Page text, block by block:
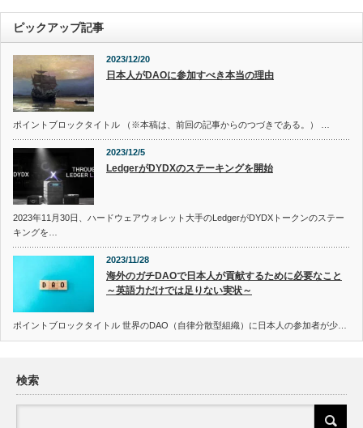
ピックアップ記事
2023/12/20
日本人がDAOに参加すべき本当の理由
ポイントブロックタイトル （※本稿は、前回の記事からのつづきである。） …
2023/12/5
LedgerがDYDXのステーキングを開始
2023年11月30日、ハードウェアウォレット大手のLedgerがDYDXトークンのステー
キングを…
2023/11/28
海外のガチDAOで日本人が貢献するために必要なこと
～英語力だけでは足りない実状～
ポイントブロックタイトル 世界のDAO（自律分散型組織）に日本人の参加者が少…
検索